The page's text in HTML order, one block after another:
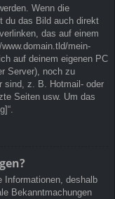
Wenn die
du das Bild auch direkt
das auf einem
mein-
auf deinem eigenen PC
Server), noch zu
sind, z. B. Hotmail- oder
Seiten usw. Um das
Informationen, deshalb
Bekanntmachungen